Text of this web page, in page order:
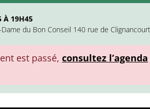
À 19H45
du Bon Conseil 140 rue de
est passé, consultez l’agenda